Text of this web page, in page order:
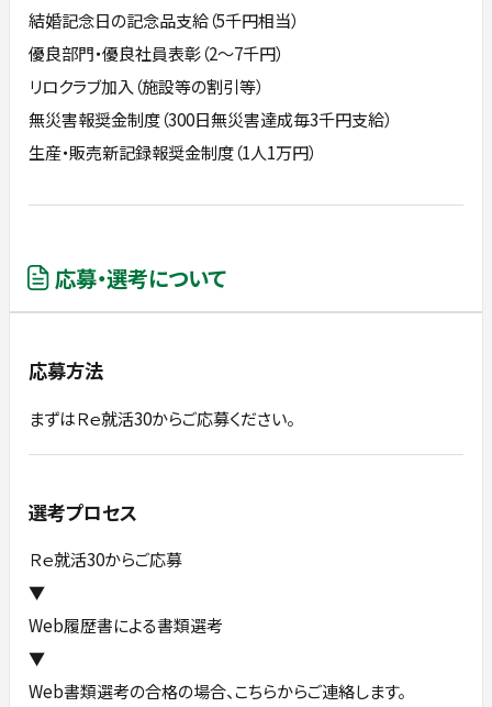
結婚記念日の記念品支給（5千円相当）
優良部門・優良社員表彰（2～7千円）
リロクラブ加入（施設等の割引等）
無災害報奨金制度（300日無災害達成毎3千円支給）
生産・販売新記録報奨金制度（1人1万円）
応募・選考について
応募方法
まずはＲｅ就活30からご応募ください。
選考プロセス
Ｒｅ就活30からご応募
▼
Web履歴書による書類選考
▼
Web書類選考の合格の場合、こちらからご連絡します。